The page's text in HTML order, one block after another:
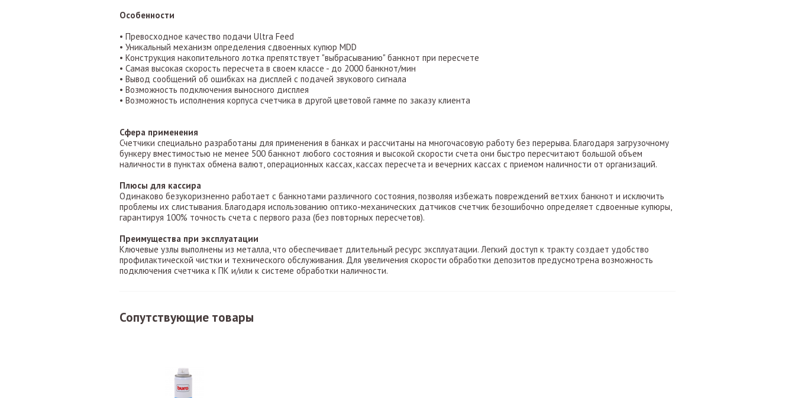
Особенности
• Превосходное качество подачи Ultra Feed
• Уникальный механизм определения сдвоенных купюр MDD
• Конструкция накопительного лотка препятствует "выбрасыванию" банкнот при пересчете
• Самая высокая скорость пересчета в своем классе - до 2000 банкнот/мин
• Вывод сообщений об ошибках на дисплей с подачей звукового сигнала
• Возможность подключения выносного дисплея
• Возможность исполнения корпуса счетчика в другой цветовой гамме по заказу клиента
Сфера применения
Счетчики специально разработаны для применения в банках и рассчитаны на многочасовую работу без перерыва. Благодаря загрузочному
бункеру вместимостью не менее 500 банкнот любого состояния и высокой скорости счета они быстро пересчитают большой объем
наличности в пунктах обмена валют, операционных кассах, кассах пересчета и вечерних кассах с приемом наличности от организаций.
Плюсы для кассира
Одинаково безукоризненно работает с банкнотами различного состояния, позволяя избежать повреждений ветхих банкнот и исключить
проблемы их слистывания. Благодаря использованию оптико-механических датчиков счетчик безошибочно определяет сдвоенные купюры,
гарантируя 100% точность счета с первого раза (без повторных пересчетов).
Преимущества при эксплуатации
Ключевые узлы выполнены из металла, что обеспечивает длительный ресурс эксплуатации. Легкий доступ к тракту создает удобство
профилактической чистки и технического обслуживания. Для увеличения скорости обработки депозитов предусмотрена возможность
подключения счетчика к ПК и/или к системе обработки наличности.
Сопутствующие товары